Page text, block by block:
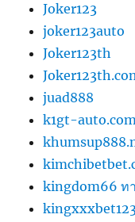
Joker123
joker123auto
Joker123th
juad888
k1gt-
kingdom66 ทา